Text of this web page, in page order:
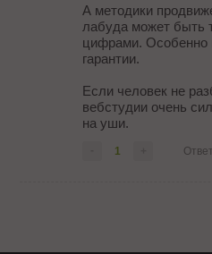
А методики
лабуда может быть
цифрами. Особенно
гарантии.
Если человек не
вебстудии очень
на уши.
1